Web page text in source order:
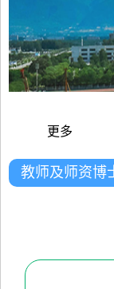
更多
教师及师资博